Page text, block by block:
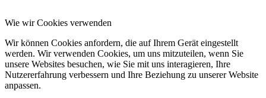
Wie wir Cookies verwenden
Wir können Cookies anfordern, die auf Ihrem Gerät eingestellt
werden. Wir verwenden Cookies, um uns mitzuteilen, wenn Sie
unsere Websites besuchen, wie Sie mit uns interagieren, Ihre
Nutzererfahrung verbessern und Ihre Beziehung zu unserer Website
anpassen.